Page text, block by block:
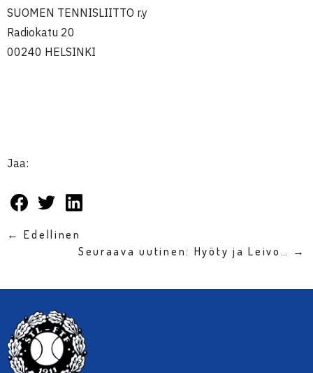
SUOMEN TENNISLIITTO r.y
Radiokatu 20
00240 HELSINKI
Jaa:
← Edellinen
Seuraava uutinen: Hyöty ja Leivo… →